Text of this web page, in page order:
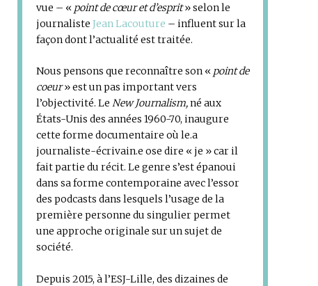
vue – « point de cœur et d’esprit» selon le
journaliste Jean Lacouture – influent sur la
façon dont l’actualité est traitée.
Nous pensons que reconnaître son « point de
coeur» est un pas important vers
l’objectivité. Le New Journalism,né aux
États-Unis des années 1960-70, inaugure
cette forme documentaire où le.a
journaliste-écrivain.e ose dire « je » car il
fait partie du récit. Le genre s’est épanoui
dans sa forme contemporaine avec l’essor
des podcasts dans lesquels l’usage de la
première personne du singulier permet
une approche originale sur un sujet de
société.
Depuis 2015, à l’ESJ-Lille, des dizaines de